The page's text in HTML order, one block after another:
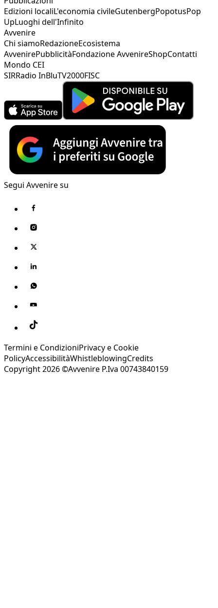
Edizioni localiL'economia civileGutenbergPopotusPop
UpLuoghi dell'Infinito
Avvenire
Chi siamoRedazioneEcosistema
AvvenirePubblicitàFondazione AvvenireShopContatti
Mondo CEI
SIRRadio InBluTV2000FISC
Segui Avvenire su
Termini e CondizioniPrivacy e Cookie
PolicyAccessibilitàWhistleblowingCredits
Copyright 2026 ©Avvenire P.Iva 00743840159